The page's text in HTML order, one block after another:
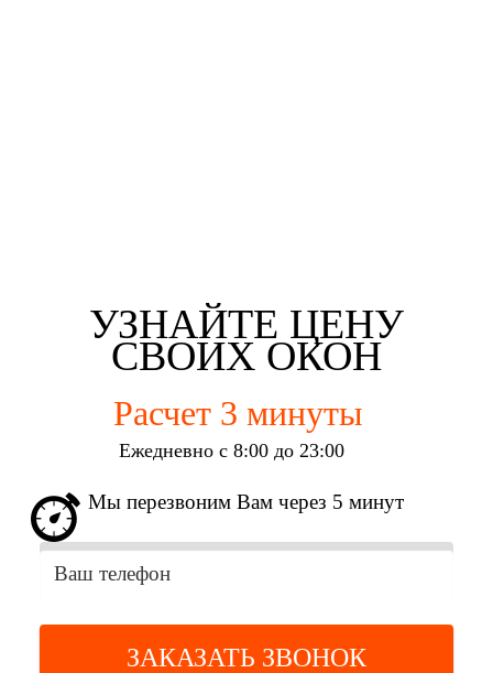
УЗНАЙТЕ ЦЕНУ
СВОИХ ОКОН
Расчет 3 минуты
Ежедневно с 8:00 до 23:00
Мы перезвоним Вам через 5 минут
ЗАКАЗАТЬ ЗВОНОК